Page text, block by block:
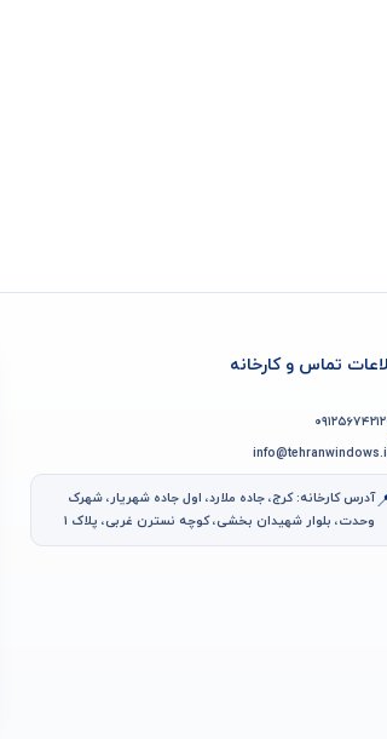
تماس و کارخانه
۰۹۱۲۵۶۷۴۲۱۲
آدرس کارخانه: کرج، جاده ملارد، اول جاده شهریار، شهرک
وحدت، بلوار شهیدان بخشی، کوچه نسترن غربی، پلاک ۱